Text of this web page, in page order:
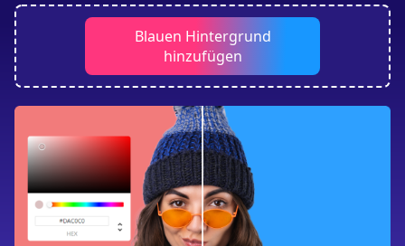
Blauen Hintergrund
hinzufügen